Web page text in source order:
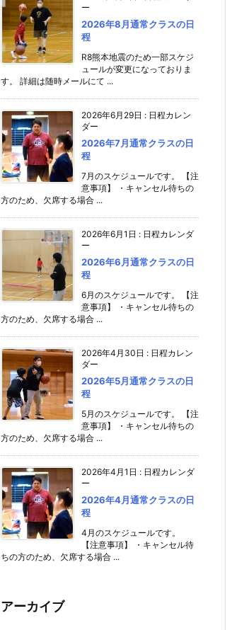
ー
2026年8月通常クラスの日
程
R8熊本地震のため一部スケジ
ュールが変更になっておりま
す。 詳細は随時メールにて ...
2026年6月29日 : 日程カレン
ダー
2026年7月通常クラスの日
程
7月のスケジュールです。 【注
意事項】 ・キャンセル待ちの
方のため、欠席する場合 ...
2026年6月1日 : 日程カレンダ
ー
2026年6月通常クラスの日
程
6月のスケジュールです。 【注
意事項】 ・キャンセル待ちの
方のため、欠席する場合 ...
2026年4月30日 : 日程カレン
ダー
2026年5月通常クラスの日
程
5月のスケジュールです。 【注
意事項】 ・キャンセル待ちの
方のため、欠席する場合 ...
2026年4月1日 : 日程カレンダ
ー
2026年4月通常クラスの日
程
4月のスケジュールです。
【注意事項】 ・キャンセル待
ちの方のため、欠席する場合 ...
アーカイブ